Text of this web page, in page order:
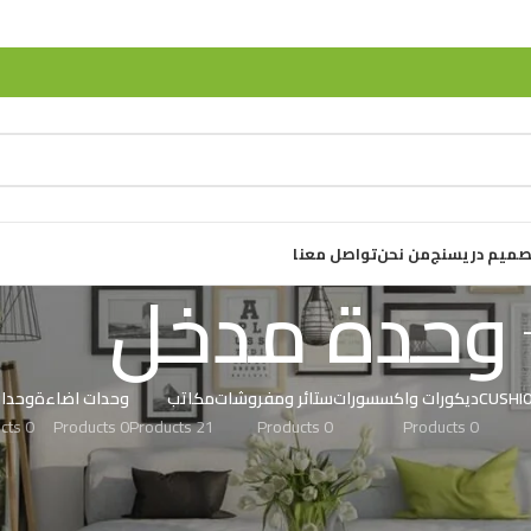
دريسنجمن نحنتواصل معنا
وحدة مدخل
ديكورات واكسسورات
0 Products
ستائر ومفروشات
0 Products
مكاتب
21 Products
وحدات اضاءة
0 Products
0 Products
اختيارك.